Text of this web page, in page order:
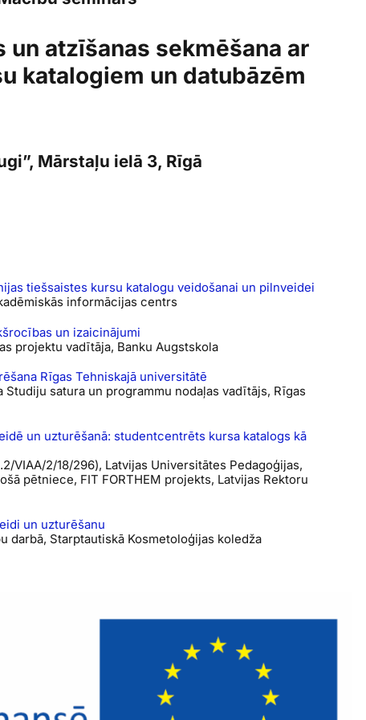
un atzīšanas sekmēšana ar
katalogiem un datubāzēm
Mārstaļu ielā 3, Rīgā
tiešsaistes kursu katalogu veidošanai un pilnveidei
informācijas centrs
un izaicinājumi
projektu vadītāja, Banku Augstskola
Rīgas Tehniskajā universitātē
satura un programmu nodaļas vadītājs, Rīgas
un uzturēšanā: studentcentrēts kursa katalogs kā
VIAA/2/18/296), Latvijas Universitātes Pedagoģijas,
pētniece, FIT FORTHEM projekts, Latvijas Rektoru
un uzturēšanu
darbā, Starptautiskā Kosmetoloģijas koledža